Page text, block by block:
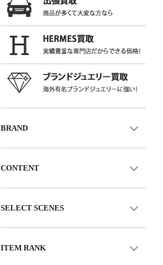
BRAND
CONTENT
SELECT SCENES
ITEM RANK